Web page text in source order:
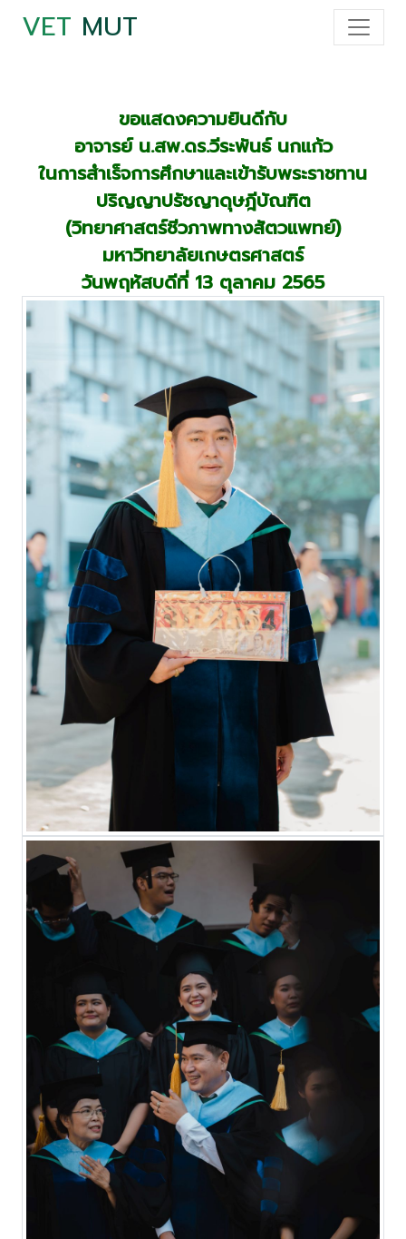
VET MUT
ขอแสดงความยินดีกับ
อาจารย์ น.สพ.ดร.วีระพันธ์ นกแก้ว
ในการสำเร็จการศึกษาและเข้ารับพระราชทาน
ปริญญาปรัชญาดุษฎีบัณฑิต
(วิทยาศาสตร์ชีวภาพทางสัตวแพทย์)
มหาวิทยาลัยเกษตรศาสตร์
วันพฤหัสบดีที่ 13 ตุลาคม 2565